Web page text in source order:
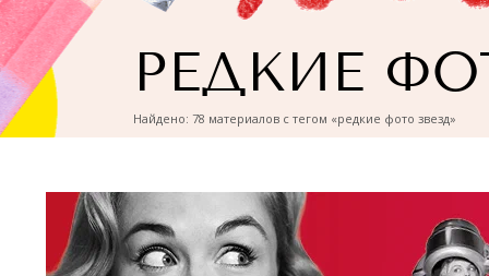
РЕДКИЕ
Найдено: 78 материалов с тегом «редкие фото звезд»